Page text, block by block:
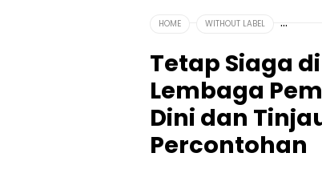
HOME WITHOUT LABEL
Tetap Siaga
Lembaga
Dini dan
Percontohan